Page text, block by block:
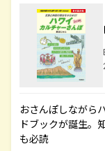
おさんぽしながら
ドブックが誕生。
も必読